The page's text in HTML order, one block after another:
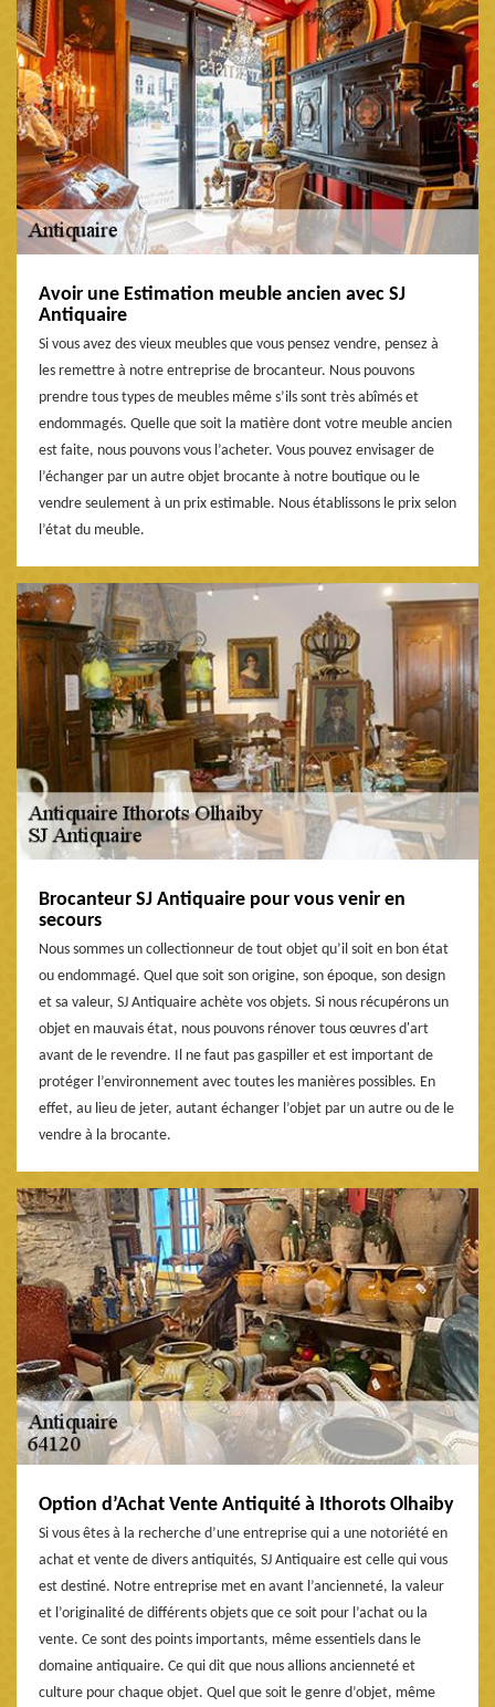
Avoir une Estimation meuble ancien avec SJ
Antiquaire
Si vous avez des vieux meubles que vous pensez vendre, pensez à
les remettre à notre entreprise de brocanteur. Nous pouvons
prendre tous types de meubles même s’ils sont très abîmés et
endommagés. Quelle que soit la matière dont votre meuble ancien
est faite, nous pouvons vous l’acheter. Vous pouvez envisager de
l’échanger par un autre objet brocante à notre boutique ou le
vendre seulement à un prix estimable. Nous établissons le prix selon
l’état du meuble.
Brocanteur SJ Antiquaire pour vous venir en
secours
Nous sommes un collectionneur de tout objet qu’il soit en bon état
ou endommagé. Quel que soit son origine, son époque, son design
et sa valeur, SJ Antiquaire achète vos objets. Si nous récupérons un
objet en mauvais état, nous pouvons rénover tous œuvres d'art
avant de le revendre. Il ne faut pas gaspiller et est important de
protéger l’environnement avec toutes les manières possibles. En
effet, au lieu de jeter, autant échanger l’objet par un autre ou de le
vendre à la brocante.
Option d’Achat Vente Antiquité à Ithorots Olhaiby
Si vous êtes à la recherche d’une entreprise qui a une notoriété en
achat et vente de divers antiquités, SJ Antiquaire est celle qui vous
est destiné. Notre entreprise met en avant l’ancienneté, la valeur
et l’originalité de différents objets que ce soit pour l’achat ou la
vente. Ce sont des points importants, même essentiels dans le
domaine antiquaire. Ce qui dit que nous allions ancienneté et
culture pour chaque objet. Quel que soit le genre d’objet, même